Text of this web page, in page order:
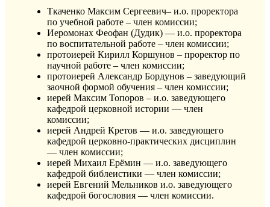
Ткаченко Максим Сергеевич– и.о. проректора
по учебной работе – член комиссии;
Иеромонах Феофан (Дудик) — и.о. проректора
по воспитательной работе – член комиссии;
протоиерей Кирилл Коршунов – проректор по
научной работе – член комиссии;
протоиерей Александр Бордунов – заведующий
заочной формой обучения – член комиссии;
иерей Максим Топоров – и.о. заведующего
кафедрой церковной истории — член
комиссии;
иерей Андрей Кретов — и.о. заведующего
кафедрой церковно-практических дисциплин
— член комиссии;
иерей Михаил Ерёмин — и.о. заведующего
кафедрой библеистики — член комиссии;
иерей Евгений Мельников и.о. заведующего
кафедрой богословия — член комиссии.